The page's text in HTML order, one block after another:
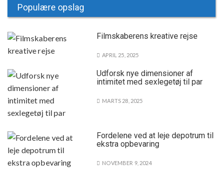
Populære opslag
Filmskaberens kreative rejse
APRIL 25, 2025
Udforsk nye dimensioner af
intimitet med sexlegetøj til par
MARTS 28, 2025
Fordelene ved at leje depotrum til
ekstra opbevaring
NOVEMBER 9, 2024